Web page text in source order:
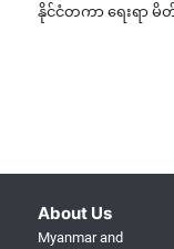
နိုင်ငံတကာ ရေးရာ
About Us
Myanmar and